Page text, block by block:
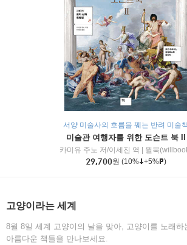
서양 미술사의 흐름을 꿰는 반려 미술
미술관 여행자를 위한 도슨트 북 II
카미유 주노 저/이세진 역
윌북
29,700원 (10% +5% )
고양이라는 세계
8월 8일 세계 고양이의 날을 맞아, 고양이를 노래하
아름다운 책들을 만나보세요.